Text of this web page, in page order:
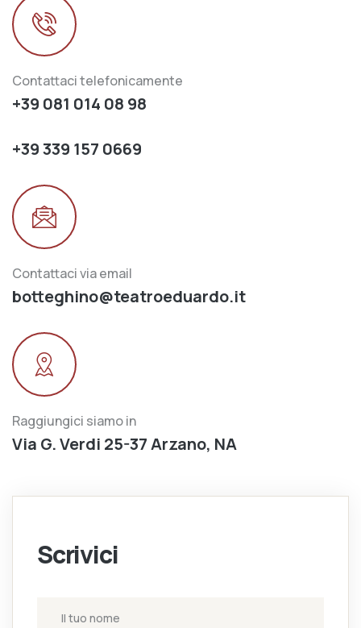
Contattaci telefonicamente
+39 081 014 08 98
+39 339 157 0669
Contattaci via email
botteghino@teatroeduardo.it
Raggiungici siamo in
Via G. Verdi 25-37 Arzano, NA
Scrivici